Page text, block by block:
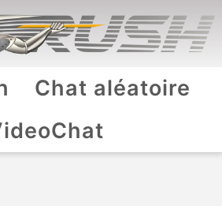
Chat aléatoire